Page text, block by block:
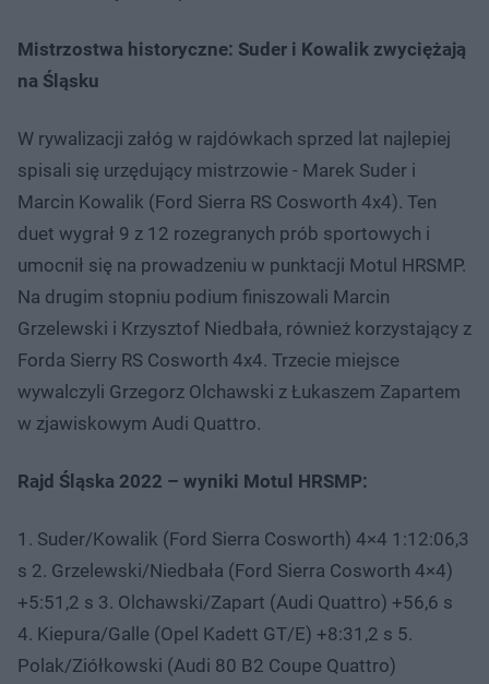
Mistrzostwa historyczne: Suder i Kowalik zwyciężają
na Śląsku
W rywalizacji załóg w rajdówkach sprzed lat najlepiej
spisali się urzędujący mistrzowie - Marek Suder i
Marcin Kowalik (Ford Sierra RS Cosworth 4x4). Ten
duet wygrał 9 z 12 rozegranych prób sportowych i
umocnił się na prowadzeniu w punktacji Motul HRSMP.
Na drugim stopniu podium finiszowali Marcin
Grzelewski i Krzysztof Niedbała, również korzystający z
Forda Sierry RS Cosworth 4x4. Trzecie miejsce
wywalczyli Grzegorz Olchawski z Łukaszem Zapartem
w zjawiskowym Audi Quattro.
Rajd Śląska 2022 – wyniki Motul HRSMP:
1. Suder/Kowalik (Ford Sierra Cosworth) 4×4 1:12:06,3
s 2. Grzelewski/Niedbała (Ford Sierra Cosworth 4×4)
+5:51,2 s 3. Olchawski/Zapart (Audi Quattro) +56,6 s
4. Kiepura/Galle (Opel Kadett GT/E) +8:31,2 s 5.
Polak/Ziółkowski (Audi 80 B2 Coupe Quattro)